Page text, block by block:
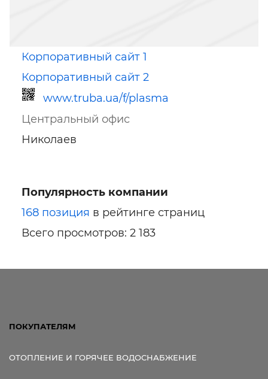
Корпоративный сайт 1
Корпоративный сайт 2
www.truba.ua/f/plasma
Ссылка для мобильных устройств
Центральный офис
Николаев
Популярность компании
168 позиция в рейтинге страниц
Всего просмотров: 2 183
ПОКУПАТЕЛЯМ
ОТОПЛЕНИЕ И ГОРЯЧЕЕ ВОДОСНАБЖЕНИЕ